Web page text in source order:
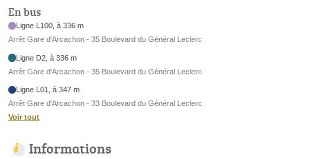
En bus
Ligne L100, à 336 m
Arrêt Gare d'Arcachon - 35 Boulevard du Général Leclerc
Ligne D2, à 336 m
Arrêt Gare d'Arcachon - 35 Boulevard du Général Leclerc
Ligne L01, à 347 m
Arrêt Gare d'Arcachon - 33 Boulevard du Général Leclerc
Voir tout
Informations